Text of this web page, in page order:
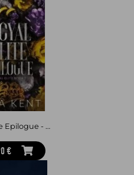
Royal Elite Epilogue - Special Edition Print
€